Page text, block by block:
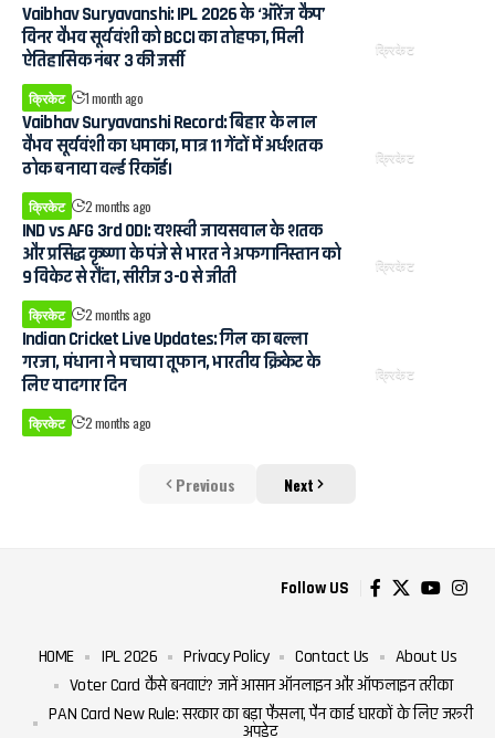
क्रिकेट
Vaibhav Suryavanshi: IPL 2026 के ‘ऑरेंज कैप’
विनर वैभव सूर्यवंशी को BCCI का तोहफा, मिली
ऐतिहासिक नंबर 3 की जर्सी
क्रिकेट 1 month ago
क्रिकेट
Vaibhav Suryavanshi Record: बिहार के लाल
वैभव सूर्यवंशी का धमाका, मात्र 11 गेंदों में अर्धशतक
ठोक बनाया वर्ल्ड रिकॉर्ड।
क्रिकेट 2 months ago
क्रिकेट
IND vs AFG 3rd ODI: यशस्वी जायसवाल के शतक
और प्रसिद्ध कृष्णा के पंजे से भारत ने अफगानिस्तान को
9 विकेट से रौंदा, सीरीज 3-0 से जीती
क्रिकेट 2 months ago
क्रिकेट
Indian Cricket Live Updates: गिल का बल्ला
गरजा, मंधाना ने मचाया तूफान, भारतीय क्रिकेट के
लिए यादगार दिन
क्रिकेट 2 months ago
Previous Next
Follow US
HOME IPL 2026 Privacy Policy Contact Us
About Us
Voter Card कैसे बनवाएं? जानें आसान ऑनलाइन और ऑफलाइन तरीका
PAN Card New Rule: सरकार का बड़ा फैसला, पैन कार्ड धारकों के लिए जरूरी
अपडेट